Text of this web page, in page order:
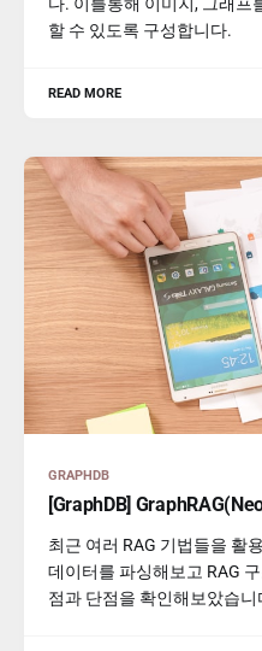
할 수 있도록 구성합니다.
READ MORE
GRAPHDB
[GraphDB]
최근 여러 RAG 기법들을 활
데이터를 파싱해보고 RAG
점과 단점을 확인해보았습니